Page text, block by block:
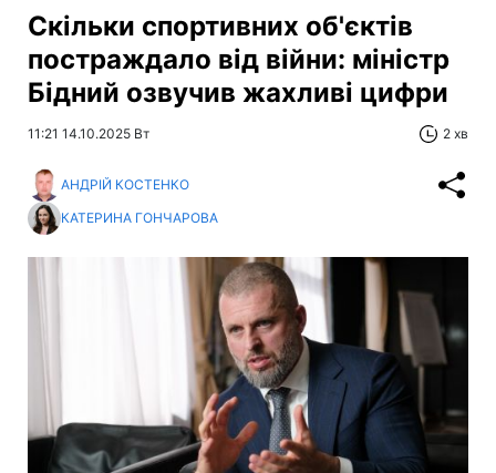
Скільки спортивних об'єктів
постраждало від війни: міністр
Бідний озвучив жахливі цифри
11:21 14.10.2025 Вт 2 хв
АНДРІЙ КОСТЕНКО
КАТЕРИНА ГОНЧАРОВА